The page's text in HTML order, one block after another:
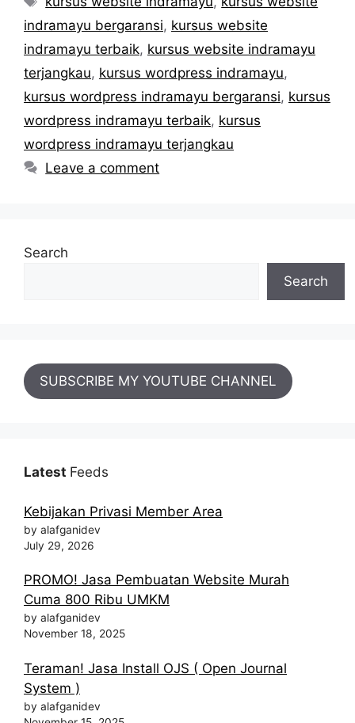
indramayu bergaransi, kursus website
indramayu terbaik, kursus website indramayu
terjangkau, kursus wordpress indramayu,
kursus wordpress indramayu bergaransi, kursus
wordpress indramayu terbaik, kursus
wordpress indramayu terjangkau
Leave a comment
Search
Search
SUBSCRIBE MY YOUTUBE CHANNEL
Latest Feeds
Kebijakan Privasi Member Area
by alafganidev
July 29, 2026
PROMO! Jasa Pembuatan Website Murah
Cuma 800 Ribu UMKM
by alafganidev
November 18, 2025
Teraman! Jasa Install OJS ( Open Journal
System )
by alafganidev